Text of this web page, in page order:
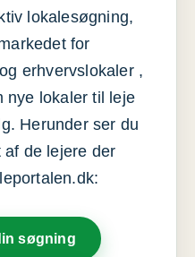
lokalesøgning,
for
erhvervslokaler ,
nye lokaler til leje
Herunder ser du
de lejere der
søgning